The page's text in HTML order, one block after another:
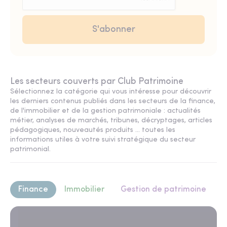
Les secteurs couverts par Club Patrimoine
Sélectionnez la catégorie qui vous intéresse pour découvrir
les derniers contenus publiés dans les secteurs de la finance,
de l'immobilier et de la gestion patrimoniale : actualités
métier, analyses de marchés, tribunes, décryptages, articles
pédagogiques, nouveautés produits ... toutes les
informations utiles à votre suivi stratégique du secteur
patrimonial.
Finance Immobilier Gestion de patrimoine